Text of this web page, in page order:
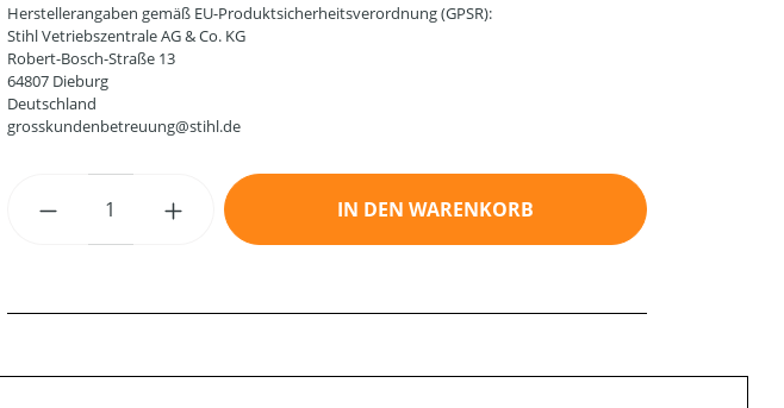
Herstellerangaben gemäß EU-Produktsicherheitsverordnung (GPSR):
Stihl Vetriebszentrale AG & Co. KG
Robert-Bosch-Straße 13
64807 Dieburg
Deutschland
grosskundenbetreuung@stihl.de
Produkt Anzahl: Gib den gewünschten Wert ein oder
IN DEN WARENKORB